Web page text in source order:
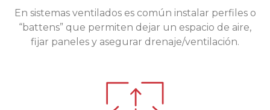
En sistemas ventilados es común instalar perfiles o
“battens” que permiten dejar un espacio de aire,
fijar paneles y asegurar drenaje/ventilación.